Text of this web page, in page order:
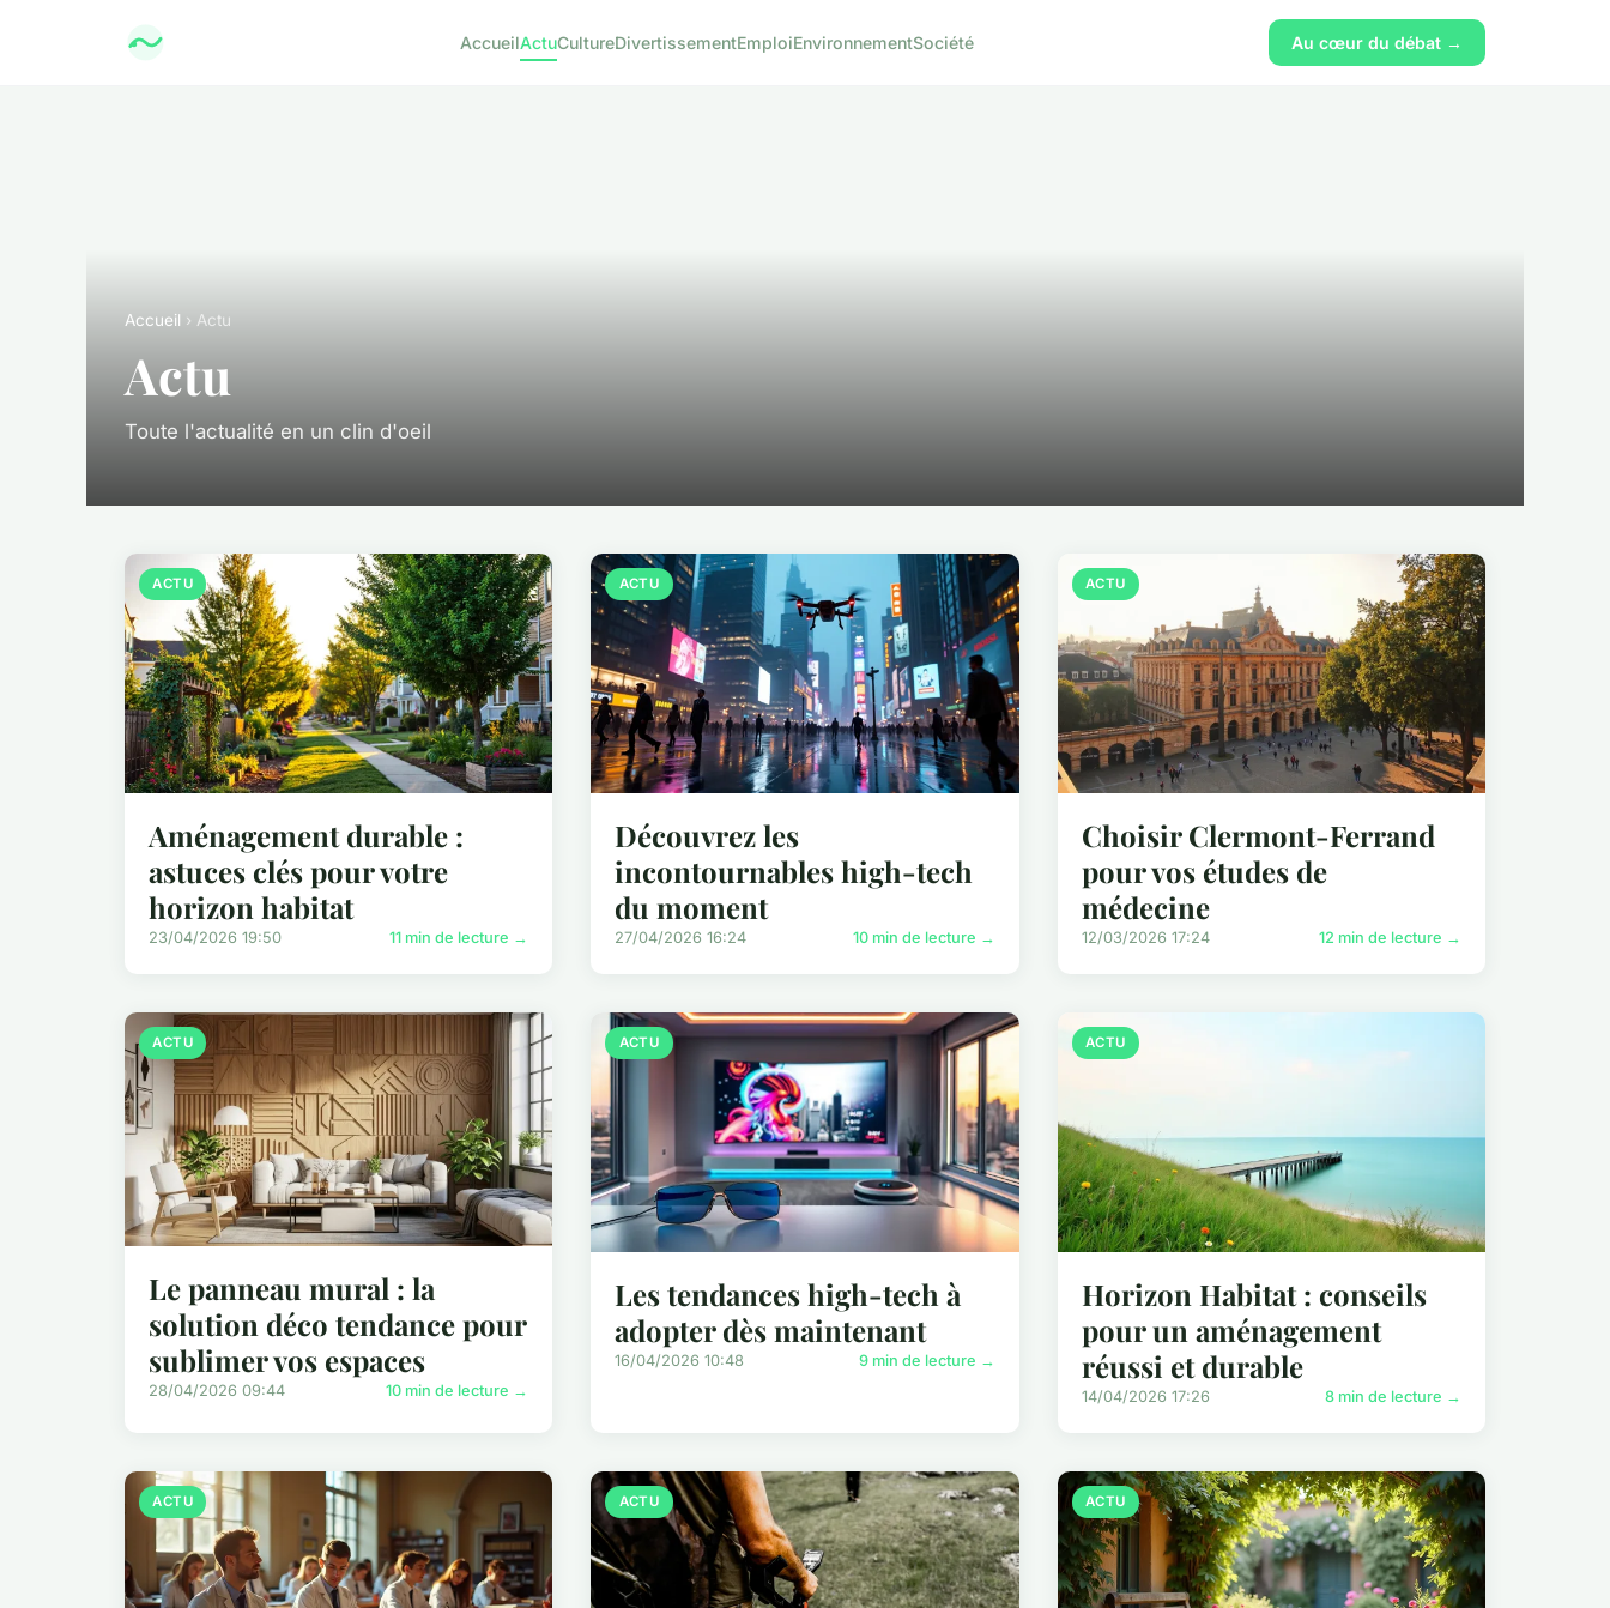
AccueilActuCultureDivertissementEmploiEnvironnementSociété Au cœur du débat →
Accueil › Actu
Actu
Toute l'actualité en un clin d'oeil
ACTU
Aménagement durable :
astuces clés pour votre
horizon habitat
23/04/2026 19:50 11 min de lecture →
ACTU
Découvrez les
incontournables high-tech
du moment
27/04/2026 16:24 10 min de lecture →
ACTU
Choisir Clermont-Ferrand
pour vos études de
médecine
12/03/2026 17:24 12 min de lecture →
ACTU
Le panneau mural : la
solution déco tendance pour
sublimer vos espaces
28/04/2026 09:44 10 min de lecture →
ACTU
Les tendances high-tech à
adopter dès maintenant
16/04/2026 10:48 9 min de lecture →
ACTU
Horizon Habitat : conseils
pour un aménagement
réussi et durable
14/04/2026 17:26 8 min de lecture →
ACTU ACTU ACTU